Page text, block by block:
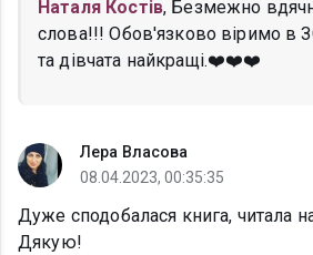
Наталя Костів, Безмежно
слова!!! Обов'язково віримо в
та дівчата найкращі.❤️❤️❤️
Лера Власова
08.04.2023, 00:35:35
Дуже сподобалася книга, читала
Дякую!